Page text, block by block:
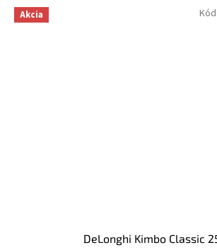
Akcia
DeLonghi Kimbo Classic
Kód: